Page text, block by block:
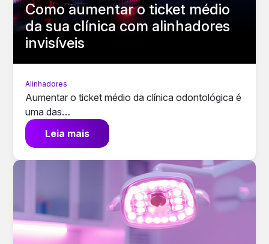
Como aumentar o ticket médio
da sua clínica com alinhadores
invisíveis
Alinhadores
Aumentar o ticket médio da clínica odontológica é
uma das…
Leia mais